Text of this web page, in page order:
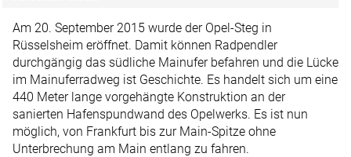
Am 20. September 2015 wurde der Opel-Steg in
Rüsselsheim eröffnet. Damit können Radpendler
durchgängig das südliche Main­ufer befahren und die Lücke
im Mainuferradweg ist Geschichte. Es handelt sich um eine
440 Meter lange vorgehängte Konstruktion an der
sanierten Hafenspundwand des Opelwerks. Es ist nun
möglich, von Frankfurt bis zur Main-Spitze ohne
Unterbrechung am Main entlang zu fahren.